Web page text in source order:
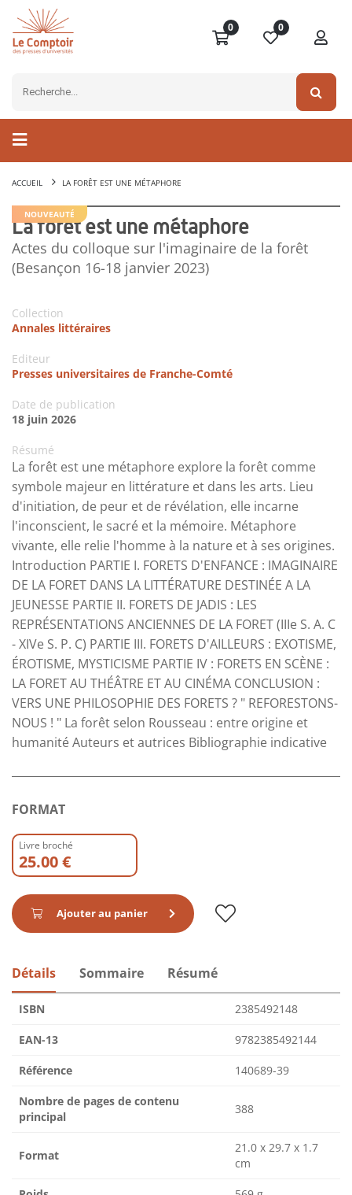
0 0
ACCUEIL LA FORÊT EST UNE MÉTAPHORE
NOUVEAUTÉ
La forêt est une métaphore
Actes du colloque sur l'imaginaire de la forêt
(Besançon 16-18 janvier 2023)
Collection
Annales littéraires
Editeur
Presses universitaires de Franche-Comté
Date de publication
18 juin 2026
Résumé
La forêt est une métaphore explore la forêt comme
symbole majeur en littérature et dans les arts. Lieu
d'initiation, de peur et de révélation, elle incarne
l'inconscient, le sacré et la mémoire. Métaphore
vivante, elle relie l'homme à la nature et à ses origines.
Introduction PARTIE I. FORETS D'ENFANCE : IMAGINAIRE
DE LA FORET DANS LA LITTÉRATURE DESTINÉE A LA
JEUNESSE PARTIE II. FORETS DE JADIS : LES
REPRÉSENTATIONS ANCIENNES DE LA FORET (IIIe S. A. C
- XIVe S. P. C) PARTIE III. FORETS D'AILLEURS : EXOTISME,
ÉROTISME, MYSTICISME PARTIE IV : FORETS EN SCÈNE :
LA FORET AU THÉÂTRE ET AU CINÉMA CONCLUSION :
VERS UNE PHILOSOPHIE DES FORETS ? " REFORESTONS-
NOUS ! " La forêt selon Rousseau : entre origine et
humanité Auteurs et autrices Bibliographie indicative
FORMAT
Livre broché
25.00 €
Ajouter au panier
Détails Sommaire Résumé
ISBN 2385492148
EAN-13 9782385492144
Référence 140689-39
Nombre de pages de contenu
principal
388
Format
21.0 x 29.7 x 1.7
cm